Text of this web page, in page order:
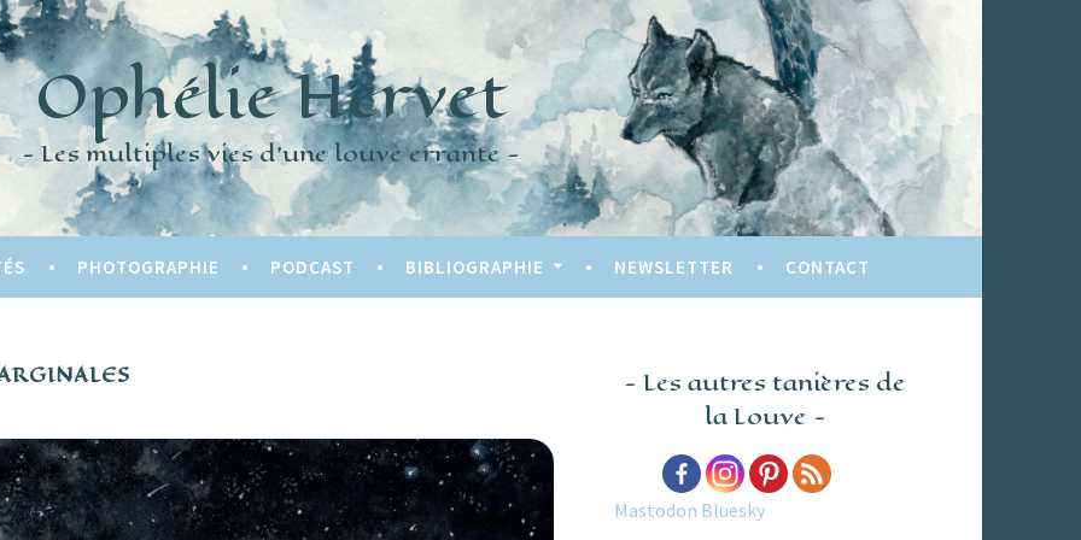
Ophélie Hervet
Les multiples vies d'une louve errante
PHOTOGRAPHIE PODCAST BIBLIOGRAPHIE NEWSLETTER CONTACT
Les autres tanières de
la Louve
Mastodon Bluesky